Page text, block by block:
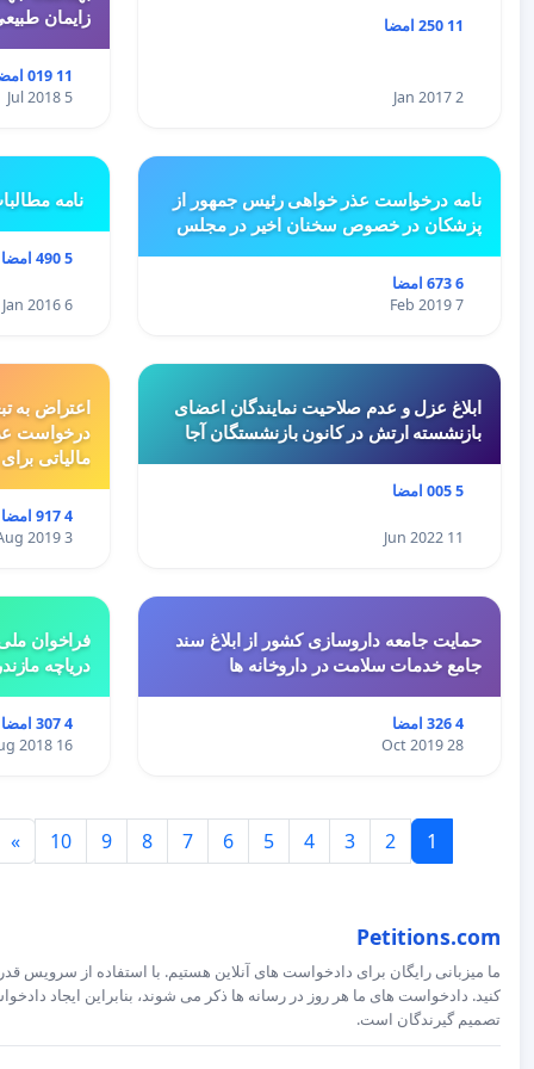
11 250 امضا
2 Jan 2017
زایمان
11 019 امضا
5 Jul 2018
نامه درخواست عذر خواهی رئیس جمهور از
پزشکان در خصوص سخنان اخیر در مجلس
6 673 امضا
7 Feb 2019
نامه
5 490 امضا
6 Jan 2016
ابلاغ عزل و عدم صلاحیت نمایندگان اعضای
بازنشسته ارتش در کانون بازنشستگان آجا
5 005 امضا
11 Jun 2022
اعتراض به
درخواست
مالیاتی
4 917 امضا
3 Aug 2019
حمایت جامعه داروسازی کشور از ابلاغ سند
جامع خدمات سلامت در داروخانه ها
4 326 امضا
28 Oct 2019
فراخوان
دریاچه
4 307 امضا
16 Aug 2018
1
2
3
4
5
6
7
8
9
10
»
Petitions.com
ما میزبانی رایگان برای دادخواست های آنلاین هستیم. با استفاده از سرویس
کنید. دادخواست های ما هر روز در رسانه ها ذکر می شوند، بنابراین ایجاد
تصمیم گیرندگان است.